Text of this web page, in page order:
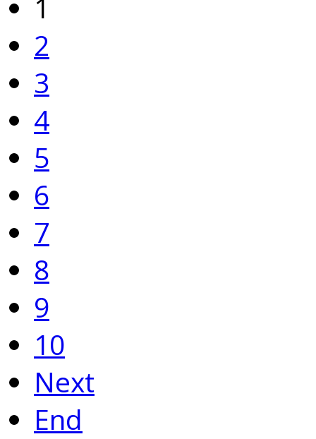
1
2
3
4
5
6
7
8
9
10
Next
End